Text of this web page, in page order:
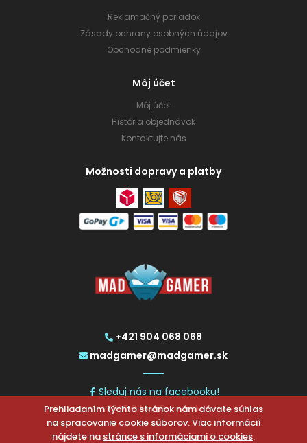
+421 904 068 068
madgamer@madgamer.sk
Sleduj nás na facebooku!
2026 © MadGamer.sk
Reklamačný poriadok
Zásady ochrany osobných údajov
Obchodné podmienky
Môj účet
Môj účet
História objednávok
Kontaktujte nás
Možnosti dopravy a platby
Prehliadaním týchto stránok nám dávate súhlas
na spracovanie cookie súborov. Viac informácií
nájdete na stránce s informáciami o cookies.